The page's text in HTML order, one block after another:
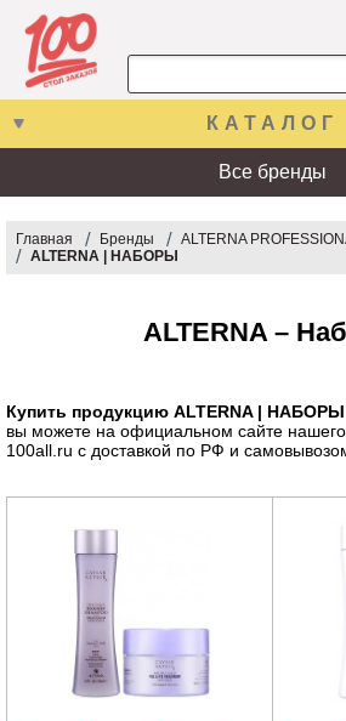
КАТАЛОГ
Все бренды
Главная Бренды
ALTERNA
ALTERNA | НАБОРЫ
ALTERNA –
Купить продукцию ALTERNA | НАБОРЫ
вы можете на официальном сайте
100all.ru с доставкой по РФ и